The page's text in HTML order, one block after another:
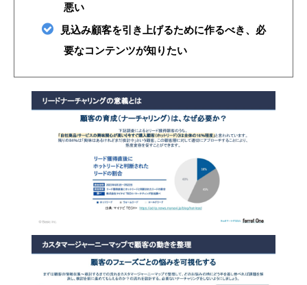
悪い
見込み顧客を引き上げるために作るべき、必
要なコンテンツが知りたい